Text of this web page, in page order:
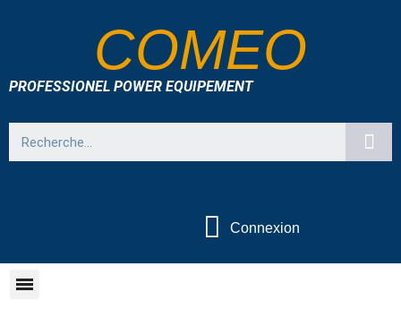
COMEO
PROFESSIONEL POWER EQUIPEMENT
Connexion